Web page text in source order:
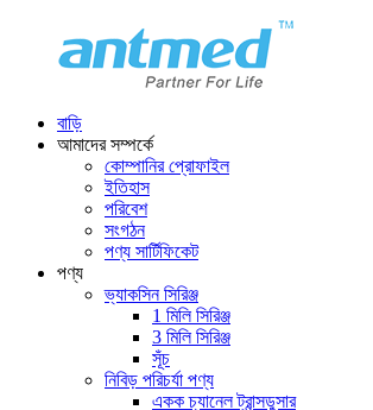
বাড়ি
আমাদের সম্পর্কে
কোম্পানির প্রোফাইল
ইতিহাস
পরিবেশ
সংগঠন
পণ্য সার্টিফিকেট
পণ্য
ভ্যাকসিন সিরিঞ্জ
1 মিলি সিরিঞ্জ
3 মিলি সিরিঞ্জ
সূঁচ
নিবিড় পরিচর্যা পণ্য
একক চ্যানেল ট্রান্সডুসার